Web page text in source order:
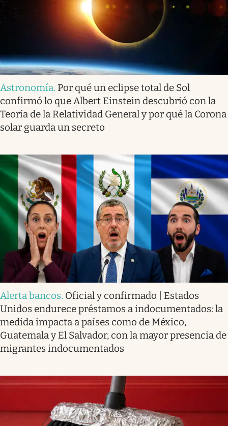
Astronomía. Por qué un eclipse total de Sol
confirmó lo que Albert Einstein descubrió con la
Teoría de la Relatividad General y por qué la Corona
solar guarda un secreto
Alerta bancos. Oficial y confirmado | Estados
Unidos endurece préstamos a indocumentados: la
medida impacta a países como de México,
Guatemala y El Salvador, con la mayor presencia de
migrantes indocumentados